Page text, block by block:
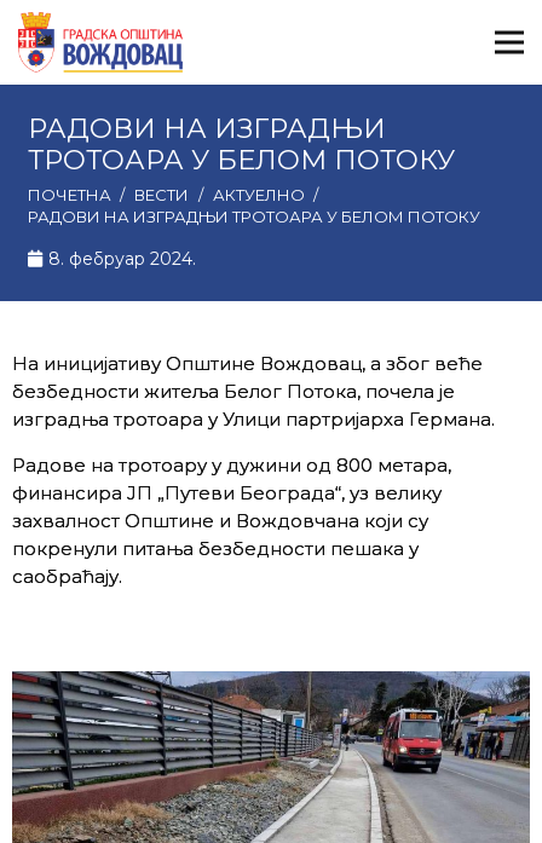
РАДОВИ НА ИЗГРАДЊИ
ТРОТОАРА У БЕЛОМ ПОТОКУ
ПОЧЕТНА / ВЕСТИ / АКТУЕЛНО /
РАДОВИ НА ИЗГРАДЊИ ТРОТОАРА У БЕЛОМ ПОТОКУ
8. фебруар 2024.
На иницијативу Општине Вождовац, а због веће
безбедности житеља Белог Потока, почела је
изградња тротоара у Улици партријарха Германа.
Радове на тротоару у дужини од 800 метара,
финансира ЈП „Путеви Београда“, уз велику
захвалност Општине и Вождовчана који су
покренули питања безбедности пешака у
саобраћају.